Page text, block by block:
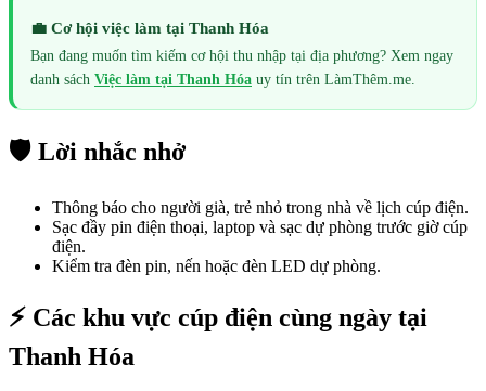
💼 Cơ hội việc làm tại Thanh Hóa
Bạn đang muốn tìm kiếm cơ hội thu nhập tại địa phương? Xem ngay
danh sách Việc làm tại Thanh Hóa uy tín trên LàmThêm.me.
🛡️ Lời nhắc nhở
Thông báo cho người già, trẻ nhỏ trong nhà về lịch cúp điện.
Sạc đầy pin điện thoại, laptop và sạc dự phòng trước giờ cúp
điện.
Kiểm tra đèn pin, nến hoặc đèn LED dự phòng.
⚡ Các khu vực cúp điện cùng ngày tại
Thanh Hóa